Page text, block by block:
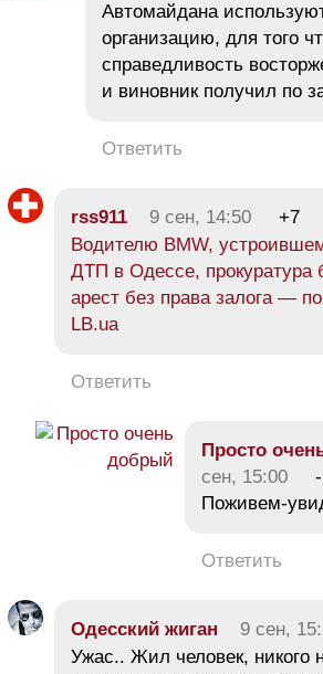
Автомайдана
организацию, для того
справедливость
и виновник получил по
Ответить
rss911 9 сен, 14:50
+7
Водителю BMW,
ДТП в Одессе, прокуратура
арест без права залога —
LB.ua
Ответить
Просто
сен, 15:00
Поживем-
Ответить
Одесский жиган 9 сен,
Ужас.. Жил человек, никого